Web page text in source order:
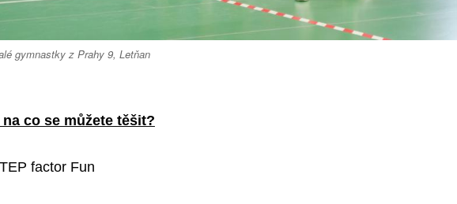
gymnastky z Prahy 9, Letňan
na co se můžete těšit?
factor Fun